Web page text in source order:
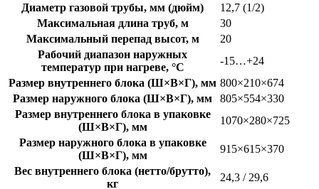
Диаметр газовой трубы, мм (дюйм)
12,7 (1/2)
Максимальная длина труб, м
30
Максимальный перепад высот, м
20
Рабочий диапазон наружных
температур при нагреве, °C
-15…+24
Размер внутреннего блока (Ш×В×Г), мм 800×210×674
Размер наружного блока (Ш×В×Г), мм
805×554×330
Размер внутреннего блока в упаковке
(Ш×В×Г), мм
1070×280×725
Размер наружного блока в упаковке
(Ш×В×Г), мм
915×615×370
Вес внутреннего блока (нетто/брутто),
кг
24,3 / 29,6